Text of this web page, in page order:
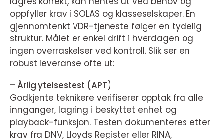
oppfyller krav i SOLAS og klasseselskaper. En
gjennomtenkt VDR-tjeneste følger en tydelig
struktur. Målet er enkel drift i hverdagen og
ingen overraskelser ved kontroll. Slik ser en
robust leveranse ofte ut:
– Årlig ytelsestest (APT)
Godkjente teknikere verifiserer opptak fra alle
innganger, lagring i beskyttet enhet og
playback-funksjon. Testen dokumenteres etter
krav fra DNV, Lloyds Register eller RINA,